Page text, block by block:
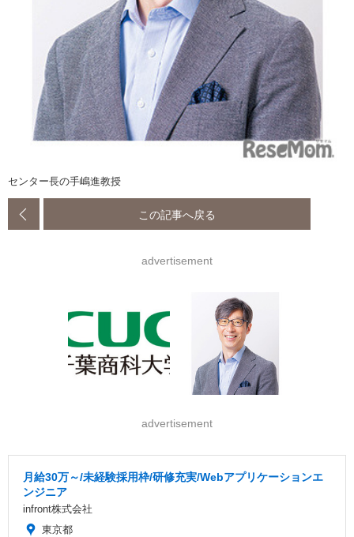
センター長の手嶋進教授
この記事へ戻る
advertisement
advertisement
月給30万～/未経験採用枠/研修充実/Webアプリケーションエ
ンジニア
infront株式会社
東京都